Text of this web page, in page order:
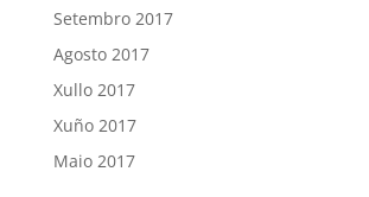
Setembro 2017
Agosto 2017
Xullo 2017
Xuño 2017
Maio 2017